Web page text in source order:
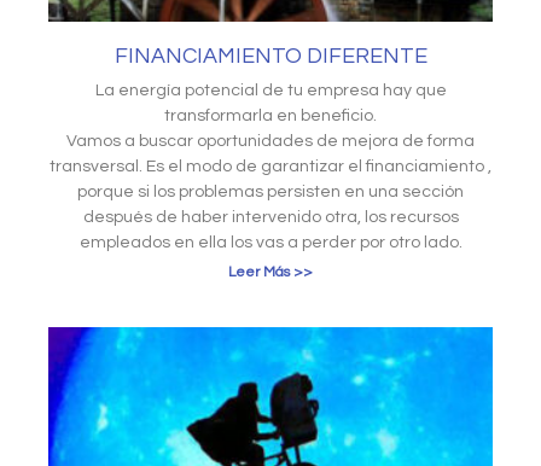
FINANCIAMIENTO DIFERENTE
La energía potencial de tu empresa hay que
transformarla en beneficio.
Vamos a buscar oportunidades de mejora de forma
transversal. Es el modo de garantizar el financiamiento ,
porque si los problemas persisten en una sección
después de haber intervenido otra, los recursos
empleados en ella los vas a perder por otro lado.
Leer Más >>